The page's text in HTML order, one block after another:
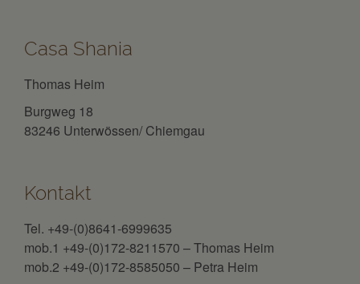
Casa Shania
Thomas Heim
Burgweg 18
83246 Unterwössen/ Chiemgau
Kontakt
Tel. +49-(0)8641-6999635
mob.1 +49-(0)172-8211570 – Thomas Heim
mob.2 +49-(0)172-8585050 – Petra Heim